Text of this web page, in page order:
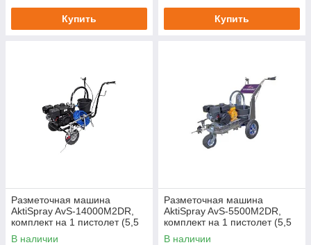
Купить Купить
Разметочная машина
AktiSpray AvS-14000M2DR,
комплект на 1 пистолет (5,5
л/мин, 250 бар, бензин)
В наличии
Разметочная машина
AktiSpray AvS-5500M2DR,
комплект на 1 пистолет (5,5
л/мин, 250 бар, бензин)
В наличии